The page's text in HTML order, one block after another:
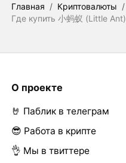
Главная / Криптовалюты /
Где купить 小蚂蚁 (Little Ant)
О проекте
🤘 Паблик в телеграм
😎 Работа в крипте
👌 Мы в твиттере